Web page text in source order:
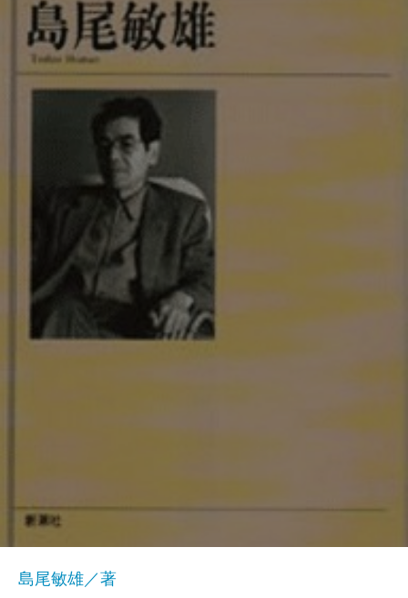
島尾敏雄／著